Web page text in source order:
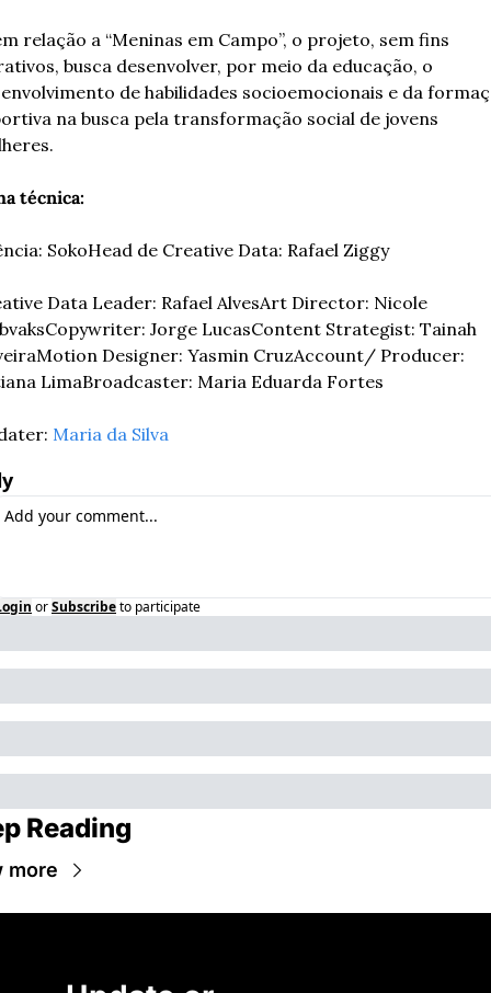
relação a “Meninas em Campo”, o projeto, sem fins
busca desenvolver, por meio da educação, o
de habilidades socioemocionais e da
na busca pela transformação social de jovens
técnica:
SokoHead de Creative Data: Rafael Ziggy
Data Leader: Rafael AlvesArt Director: Nicole
Copywriter: Jorge LucasContent Strategist: Tainah
Motion Designer: Yasmin CruzAccount/ Producer:
LimaBroadcaster: Maria Eduarda Fortes
Maria da Silva
orSubscribeto participate
Reading
more